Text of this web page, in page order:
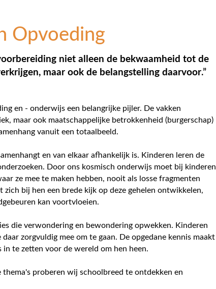
Opvoeding
niet alleen de bekwaamheid tot de
maar ook de belangstelling daarvoor.”
en - onderwijs een belangrijke pijler. De vakken
maar ook maatschappelijke betrokkenheid (burgerschap)
vanuit een totaalbeeld.
en van elkaar afhankelijk is. Kinderen leren de
Door ons kosmisch onderwijs moet bij kinderen
ze mee te maken hebben, nooit als losse fragmenten
zich bij hen een brede kijk op deze gehelen ontwikkelen,
kan voortvloeien.
die verwondering en bewondering opwekken. Kinderen
zorgvuldig mee om te gaan. De opgedane kennis maakt
te zetten voor de wereld om hen heen.
proberen wij schoolbreed te ontdekken en